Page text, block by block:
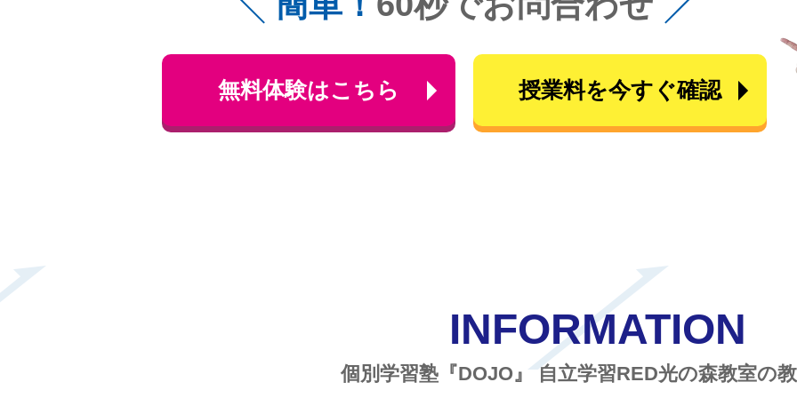
無料体験はこちら 授業料を今すぐ確認
INFORMATION
個別学習塾『DOJO』自立学習RED光の森教室の